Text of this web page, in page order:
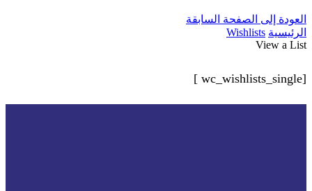
العودة إلى الصفحة السابقة
الرئيسية Wishlists
View a List
[wc_wishlists_single ]